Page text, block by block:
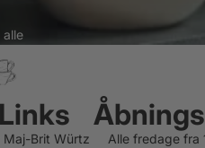
alle
Links
Maj-Brit Würtz
Alle fredage fra